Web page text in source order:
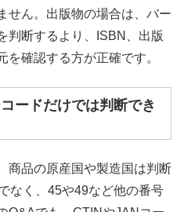
せん。出版物の場合は、バー
判断するより、ISBN、出版
確認する方が正確です。
ードだけでは判断でき
商品の原産国や製造国は判断
なく、45や49など他の番号